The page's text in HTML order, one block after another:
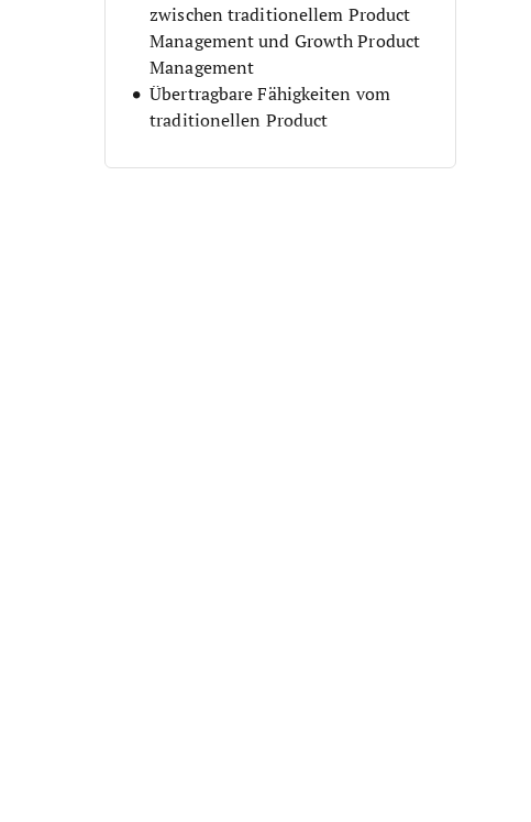
zwischen traditionellem Product
Management und Growth Product
Management
Übertragbare Fähigkeiten vom
traditionellen Product
Management